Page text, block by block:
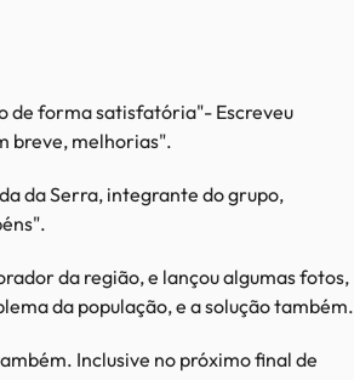
de forma satisfatória"- Escreveu
breve, melhorias".
da Serra, integrante do grupo,
da região, e lançou algumas fotos,
da população, e a solução também.
Inclusive no próximo final de